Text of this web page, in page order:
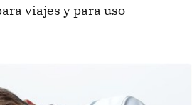
viajes y para uso